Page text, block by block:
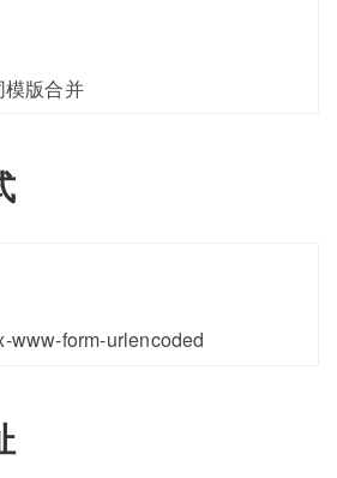
版合并
www-form-urlencoded